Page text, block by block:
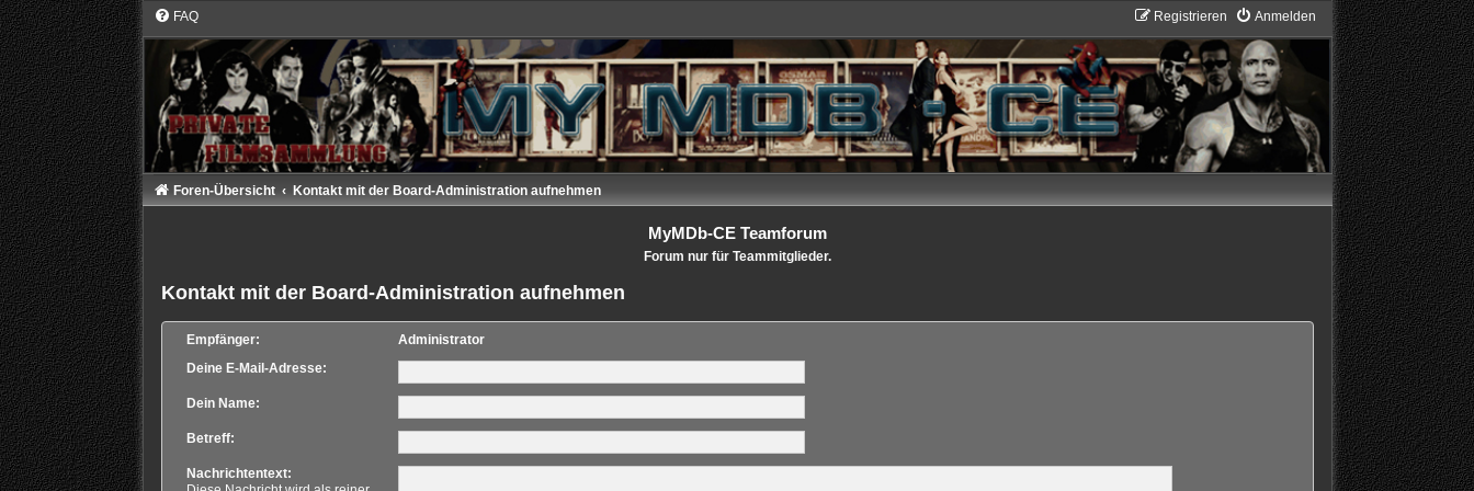
FAQ Anmelden
Registrieren
Foren-Übersicht Kontakt mit der Board-Administration aufnehmen
MyMDb-CE Teamforum
Forum nur für Teammitglieder.
Kontakt mit der Board-Administration aufnehmen
Empfänger:
Administrator
Deine E-Mail-Adresse:
Dein Name:
Betreff:
Nachrichtentext: